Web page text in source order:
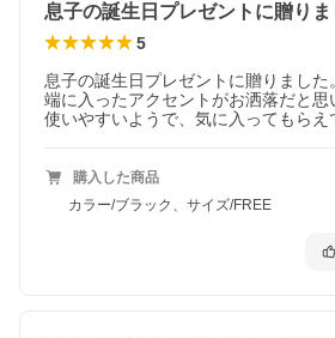
5
息子の誕生日プレゼントに贈りました。
端に入ったアクセントがお洒落だと思
使いやすいようで、気に入ってもらえ
購入した商品
カラー/ブラック、サイズ/FREE